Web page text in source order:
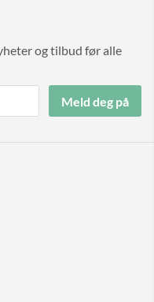
og tilbud før alle
Meld deg på